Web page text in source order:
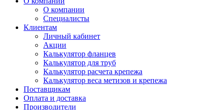
О компании
Специалисты
Клиентам
Личный кабинет
Акции
Калькулятор фланцев
Калькулятор для труб
Калькулятор расчета крепежа
Калькулятор веса метизов и крепежа
Поставщикам
Оплата и доставка
Производители